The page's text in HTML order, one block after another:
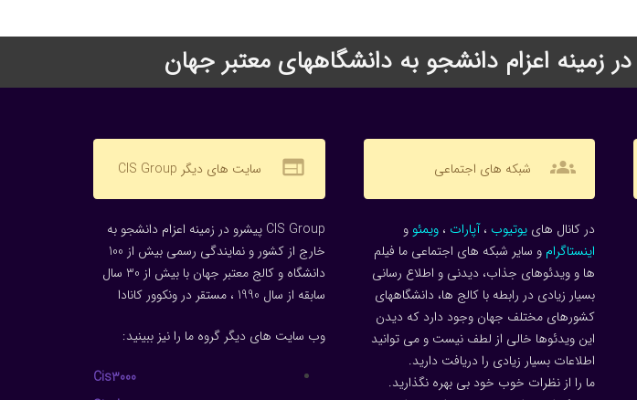
groups شبکه های اجتماعی
در کانال های یوتیوب ، آپارات ، ویمئو و
اینستاگرام و سایر شبکه های اجتماعی ما فیلم
ها و ویدئوهای جذاب، دیدنی و اطلاع رسانی
بسیار زیادی در رابطه با کالج ها، دانشگاههای
کشورهای مختلف جهان وجود دارد که دیدن
این ویدئوها خالی از لطف نیست و می توانید
اطلاعات بسیار زیادی را دریافت دارید.
ما را از نظرات خوب خود بی بهره نگذارید.
web سایت های دیگر CIS Group
CIS Group پیشرو در زمینه اعزام دانشجو به
خارج از کشور و نمایندگی رسمی بیش از 100
دانشگاه و کالج معتبر جهان با بیش از 30 سال
سابقه از سال 1990 ، مستقر در ونکوور کانادا
وب سایت های دیگر گروه ما را نیز ببینید:
Cis3000